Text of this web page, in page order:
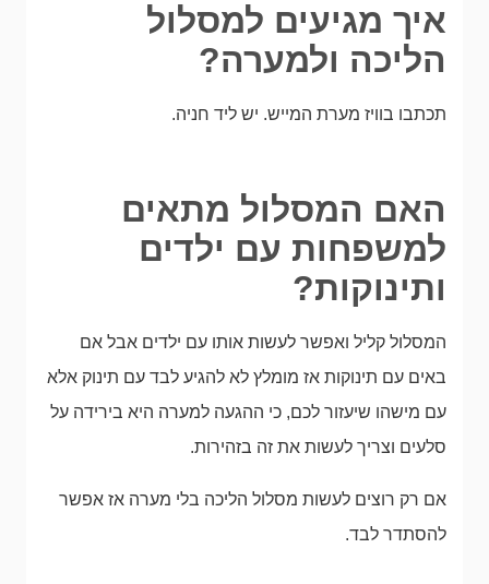
איך מגיעים למסלול
הליכה ולמערה?
תכתבו בוויז מערת המייש. יש ליד חניה.
האם המסלול מתאים
למשפחות עם ילדים
ותינוקות?
המסלול קליל ואפשר לעשות אותו עם ילדים אבל אם
באים עם תינוקות אז מומלץ לא להגיע לבד עם תינוק אלא
עם מישהו שיעזור לכם, כי ההגעה למערה היא בירידה על
סלעים וצריך לעשות את זה בזהירות.
אם רק רוצים לעשות מסלול הליכה בלי מערה אז אפשר
להסתדר לבד.